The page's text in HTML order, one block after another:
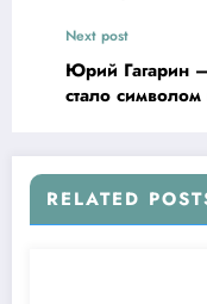
Next post
Юрий Гагарин
стало
RELATED